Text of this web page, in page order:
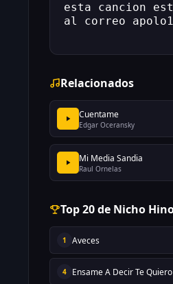
esta cancion
al correo
Relacionados
Cuentame
Edgar Oceransky
Mi Media Sandia
Raul Ornelas
Top 20 de Nicho
1 Aveces
4 Ensame A Decir Te Quiero